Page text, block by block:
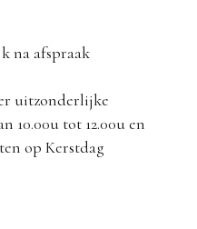
na afspraak
uitzonderlijke
10.00u tot 12.00u en
op Kerstdag